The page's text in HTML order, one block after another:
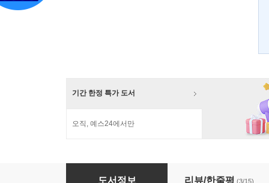
기간 한정 특가 도서
오직, 예스24에서만
메시지 구약 예언서
도서정보 리뷰/한줄평 (3/15)